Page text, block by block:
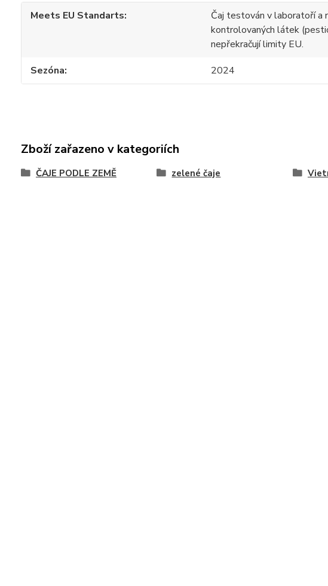
Meets EU Standarts
Čaj testován v laboratoří a
kontrolovaných látek
nepřekračují limity EU.
Sezóna
2024
Zboží zařazeno v kategoriích
ČAJE PODLE ZEMĚ zelené čaje